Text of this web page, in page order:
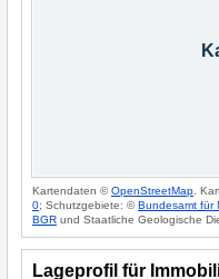
Kartendaten ©OpenStreetMap .
0; Schutzgebiete: ©Bundesamt für
BGR und Staatliche Geologische
Lageprofil für